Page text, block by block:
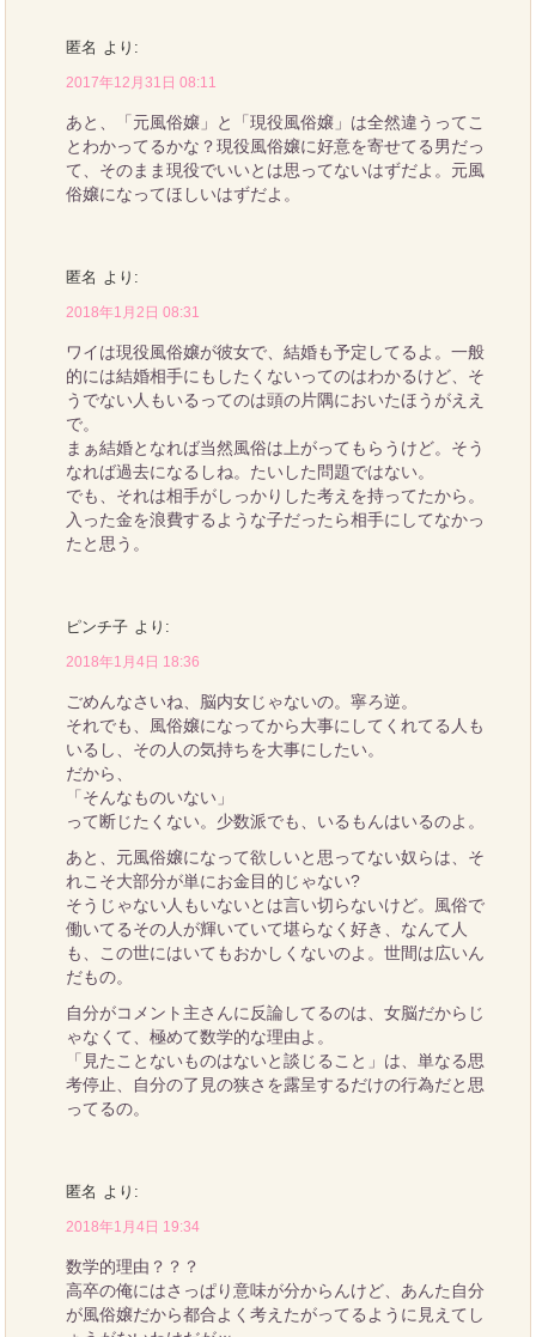
匿名 より:
2017年12月31日 08:11
あと、「元風俗嬢」と「現役風俗嬢」は全然違うってこ
とわかってるかな？現役風俗嬢に好意を寄せてる男だっ
て、そのまま現役でいいとは思ってないはずだよ。元風
俗嬢になってほしいはずだよ。
匿名 より:
2018年1月2日 08:31
ワイは現役風俗嬢が彼女で、結婚も予定してるよ。一般
的には結婚相手にもしたくないってのはわかるけど、そ
うでない人もいるってのは頭の片隅においたほうがええ
で。
まぁ結婚となれば当然風俗は上がってもらうけど。そう
なれば過去になるしね。たいした問題ではない。
でも、それは相手がしっかりした考えを持ってたから。
入った金を浪費するような子だったら相手にしてなかっ
たと思う。
ピンチ子 より:
2018年1月4日 18:36
ごめんなさいね、脳内女じゃないの。寧ろ逆。
それでも、風俗嬢になってから大事にしてくれてる人も
いるし、その人の気持ちを大事にしたい。
だから、
「そんなものいない」
って断じたくない。少数派でも、いるもんはいるのよ。
あと、元風俗嬢になって欲しいと思ってない奴らは、そ
れこそ大部分が単にお金目的じゃない?
そうじゃない人もいないとは言い切らないけど。風俗で
働いてるその人が輝いていて堪らなく好き、なんて人
も、この世にはいてもおかしくないのよ。世間は広いん
だもの。
自分がコメント主さんに反論してるのは、女脳だからじ
ゃなくて、極めて数学的な理由よ。
「見たことないものはないと談じること」は、単なる思
考停止、自分の了見の狭さを露呈するだけの行為だと思
ってるの。
匿名 より:
2018年1月4日 19:34
数学的理由？？？
高卒の俺にはさっぱり意味が分からんけど、あんた自分
が風俗嬢だから都合よく考えたがってるように見えてし